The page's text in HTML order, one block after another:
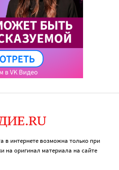
в интернете возможна только при
на оригинал материала на сайте